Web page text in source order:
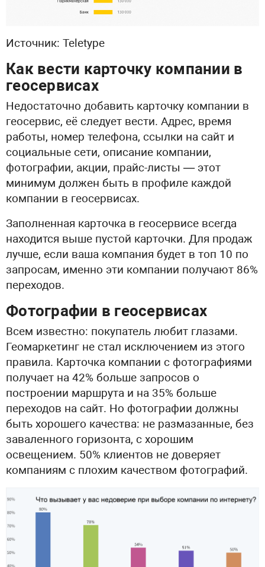
Источник: Teletype
Как вести карточку компании в
геосервисах
Недостаточно добавить карточку компании в
геосервис, её следует вести. Адрес, время
работы, номер телефона, ссылки на сайт и
социальные сети, описание компании,
фотографии, акции, прайс-листы — этот
минимум должен быть в профиле каждой
компании в геосервисах.
Заполненная карточка в геосервисе всегда
находится выше пустой карточки. Для продаж
лучше, если ваша компания будет в топ 10 по
запросам, именно эти компании получают 86%
переходов.
Фотографии в геосервисах
Всем известно: покупатель любит глазами.
Геомаркетинг не стал исключением из этого
правила. Карточка компании с фотографиями
получает на 42% больше запросов о
построении маршрута и на 35% больше
переходов на сайт. Но фотографии должны
быть хорошего качества: не размазанные, без
заваленного горизонта, с хорошим
освещением. 50% клиентов не доверяет
компаниям с плохим качеством фотографий.